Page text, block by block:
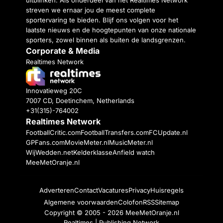
streven we ernaar jou de meest complete
sportervaring te bieden. Blijf ons volgen voor het
laatste nieuws en de hoogtepunten van onze nationale
sporters, zowel binnen als buiten de landsgrenzen.
Corporate & Media
Realtimes Network
Innovatieweg 20C
7007 CD, Doetinchem, Netherlands
+31(315)-764002
Realtimes Network
FootballCritic.comFootballTransfers.comFCUpdate.nl
GPFans.comMovieMeter.nlMusicMeter.nl
WijWedden.netKelderklasseAnfield watch
MeeMetOranje.nl
AdverterenContactVacaturesPrivacyHuisregels
Algemene voorwaardenColofonRSSSitemap
Copyright © 2005 - 2026 MeeMetOranje.nl